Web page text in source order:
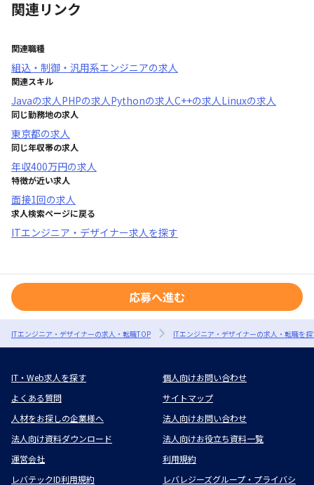
関連リンク
関連職種
組込・制御・汎用系エンジニアの求人
関連スキル
Javaの求人PHPの求人Pythonの求人C++の求人Linuxの求人
同じ勤務地の求人
東京都の求人
同じ年収帯の求人
年収400万円の求人
特徴が近い求人
面接1回の求人
求人検索ページに戻る
ITエンジニア・デザイナー求人を探す
応募へ進む
ITエンジニア・デザイナーの求人・転職TOP ITエンジニア・デザイナーの求人・転職を
IT・Web求人を探す
個人向けお問い合わせ
よくある質問
サイトマップ
人材をお探しの企業様へ
法人向けお問い合わせ
法人向け資料ダウンロード
法人向けお役立ち資料一覧
運営会社
利用規約
レバテックID利用規約
レバレジーズグループ・プライバシ